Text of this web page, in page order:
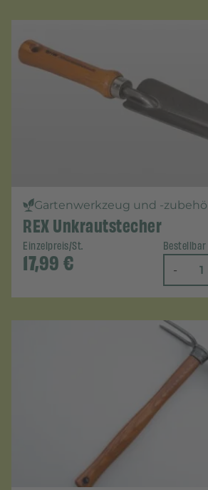
Gartenwerkzeug und -
REX Unkrautstecher
Einzelpreis/St.
17,99€
Bestellbar
-